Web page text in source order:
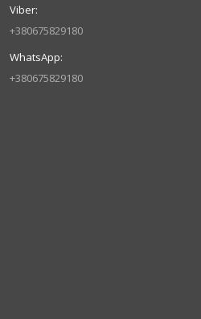
+380675829180
+380675829180